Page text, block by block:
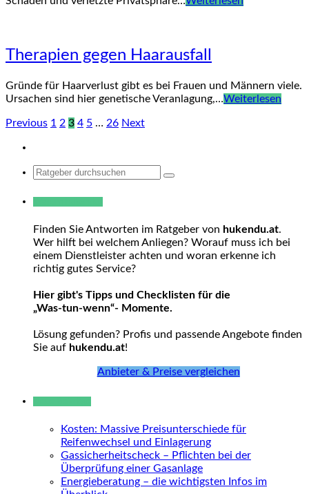
Therapien gegen Haarausfall
Gründe für Haarverlust gibt es bei Frauen und Männern viele.
Ursachen sind hier genetische Veranlagung,…Weiterlesen
Previous 1 2 3 4 5 … 26 Next
Search
Finden Sie Antworten im Ratgeber von hukendu.at.
Wer hilft bei welchem Anliegen? Worauf muss ich bei
einem Dienstleister achten und woran erkenne ich
richtig gutes Service?
Hier gibt's Tipps und Checklisten für die
„Was-tun-wenn“- Momente.
Lösung gefunden? Profis und passende Angebote finden
Sie auf hukendu.at!
Anbieter & Preise vergleichen
Kosten: Massive Preisunterschiede für
Reifenwechsel und Einlagerung
Gassicherheitscheck – Pflichten bei der
Überprüfung einer Gasanlage
Energieberatung – die wichtigsten Infos im